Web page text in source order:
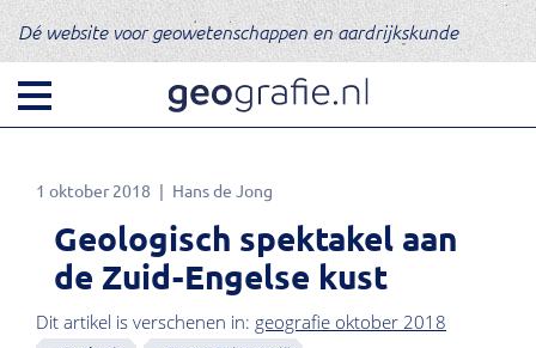
Dé website voor geowetenschappen en aardrijkskunde
1 oktober 2018 Hans de Jong
Geologisch spektakel aan
de Zuid-Engelse kust
Dit artikel is verschenen in: geografie oktober 2018